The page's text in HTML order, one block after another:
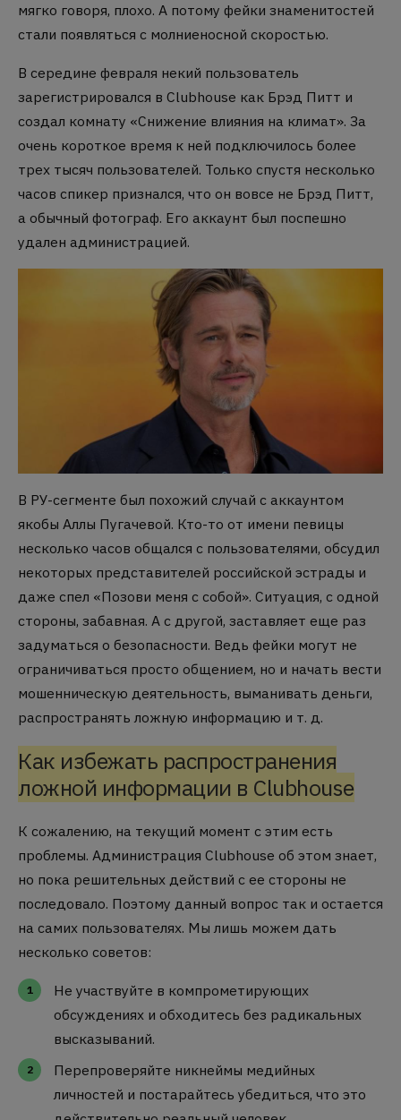
мягко говоря, плохо. А потому фейки знаменитостей
стали появляться с молниеносной скоростью.
В середине февраля некий пользователь
зарегистрировался в Clubhouse как Брэд Питт и
создал комнату «Снижение влияния на климат». За
очень короткое время к ней подключилось более
трех тысяч пользователей. Только спустя несколько
часов спикер признался, что он вовсе не Брэд Питт,
а обычный фотограф. Его аккаунт был поспешно
удален администрацией.
В РУ-сегменте был похожий случай с аккаунтом
якобы Аллы Пугачевой. Кто-то от имени певицы
несколько часов общался с пользователями, обсудил
некоторых представителей российской эстрады и
даже спел «Позови меня с собой». Ситуация, с одной
стороны, забавная. А с другой, заставляет еще раз
задуматься о безопасности. Ведь фейки могут не
ограничиваться просто общением, но и начать вести
мошенническую деятельность, выманивать деньги,
распространять ложную информацию и т. д.
Как избежать распространения
ложной информации в Clubhouse
К сожалению, на текущий момент с этим есть
проблемы. Администрация Clubhouse об этом знает,
но пока решительных действий с ее стороны не
последовало. Поэтому данный вопрос так и остается
на самих пользователях. Мы лишь можем дать
несколько советов:
Не участвуйте в компрометирующих
обсуждениях и обходитесь без радикальных
высказываний.
Перепроверяйте никнеймы медийных
личностей и постарайтесь убедиться, что это